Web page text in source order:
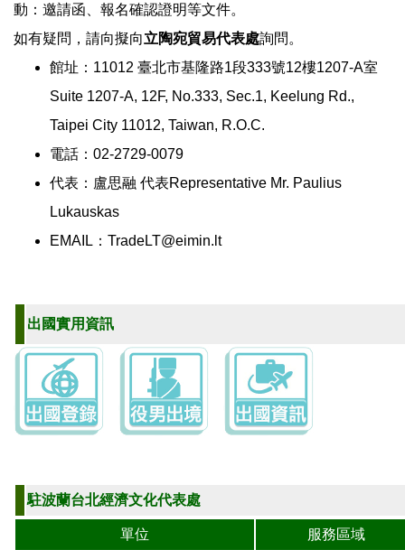
動：邀請函、報名確認證明等文件。
如有疑問，請向擬向立陶宛貿易代表處詢問。
館址：11012 臺北市基隆路1段333號12樓1207-A室
Suite 1207-A, 12F, No.333, Sec.1, Keelung Rd.,
Taipei City 11012, Taiwan, R.O.C.
電話：02-2729-0079
代表：盧思融 代表Representative Mr. Paulius
Lukauskas
EMAIL： TradeLT@eimin.lt
出國實用資訊
駐波蘭台北經濟文化代表處
單位 服務區域